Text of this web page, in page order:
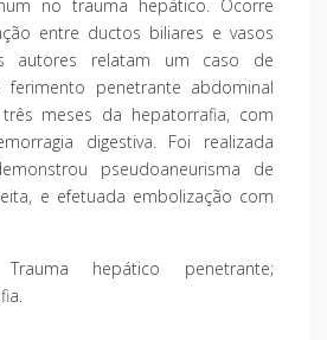
no trauma hepático. Ocorre
entre ductos biliares e vasos
autores relatam um caso de
ferimento penetrante abdominal
meses da hepatorrafia, com
digestiva. Foi realizada
pseudoaneurisma de
e efetuada embolização com
hepático penetrante;